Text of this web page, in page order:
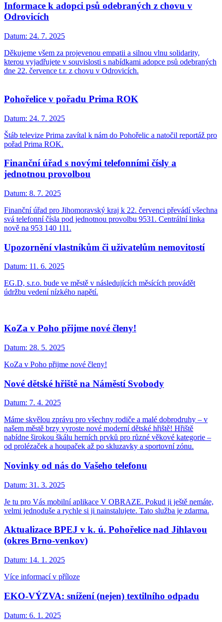
Informace k adopci psů odebraných z chovu v
Odrovicích
Datum: 24. 7. 2025
Děkujeme všem za projevenou empatii a silnou vlnu solidarity,
kterou vyjadřujete v souvislosti s nabídkami adopce psů odebraných
dne 22. července t.r. z chovu v Odrovicích.
Pohořelice v pořadu Prima ROK
Datum: 24. 7. 2025
Štáb televize Prima zavítal k nám do Pohořelic a natočil reportáž pro
pořad Prima ROK.
Finanční úřad s novými telefonními čísly a
jednotnou provolbou
Datum: 8. 7. 2025
Finanční úřad pro Jihomoravský kraj k 22. červenci převádí všechna
svá telefonní čísla pod jednotnou provolbu 9531. Centrální linka
nově na 953 140 111.
Upozornění vlastníkům či uživatelům nemovitostí
Datum: 11. 6. 2025
EG.D, s.r.o. bude ve městě v následujících měsících provádět
údržbu vedení nízkého napětí.
KoZa v Poho přijme nové členy!
Datum: 28. 5. 2025
KoZa v Poho přijme nové členy!
Nové dětské hřiště na Náměstí Svobody
Datum: 7. 4. 2025
Máme skvělou zprávu pro všechny rodiče a malé dobrodruhy – v
našem městě brzy vyroste nové moderní dětské hřiště! Hřiště
nabídne širokou škálu herních prvků pro různé věkové kategorie –
od prolézaček a houpaček až po skluzavky a sportovní zónu.
Novinky od nás do Vašeho telefonu
Datum: 31. 3. 2025
Je tu pro Vás mobilní aplikace V OBRAZE. Pokud ji ještě nemáte,
velmi jednoduše a rychle si ji nainstalujete. Tato služba je zdarma.
Aktualizace BPEJ v k. ú. Pohořelice nad Jihlavou
(okres Brno-venkov)
Datum: 14. 1. 2025
Více informací v příloze
EKO-VÝZVA: snížení (nejen) textilního odpadu
Datum: 6. 1. 2025